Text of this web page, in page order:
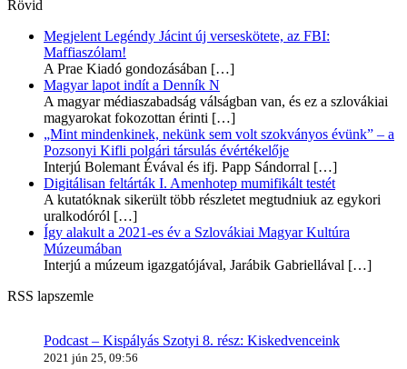
Rövid
Megjelent Legéndy Jácint új verseskötete, az FBI:
Maffiaszólam!
A Prae Kiadó gondozásában […]
Magyar lapot indít a Denník N
A magyar médiaszabadság válságban van, és ez a szlovákiai
magyarokat fokozottan érinti […]
„Mint mindenkinek, nekünk sem volt szokványos évünk” – a
Pozsonyi Kifli polgári társulás évértékelője
Interjú Bolemant Évával és ifj. Papp Sándorral […]
Digitálisan feltárták I. Amenhotep mumifikált testét
A kutatóknak sikerült több részletet megtudniuk az egykori
uralkodóról […]
Így alakult a 2021-es év a Szlovákiai Magyar Kultúra
Múzeumában
Interjú a múzeum igazgatójával, Jarábik Gabriellával […]
RSS lapszemle
Podcast – Kispályás Szotyi 8. rész: Kiskedvenceink
2021 jún 25, 09:56